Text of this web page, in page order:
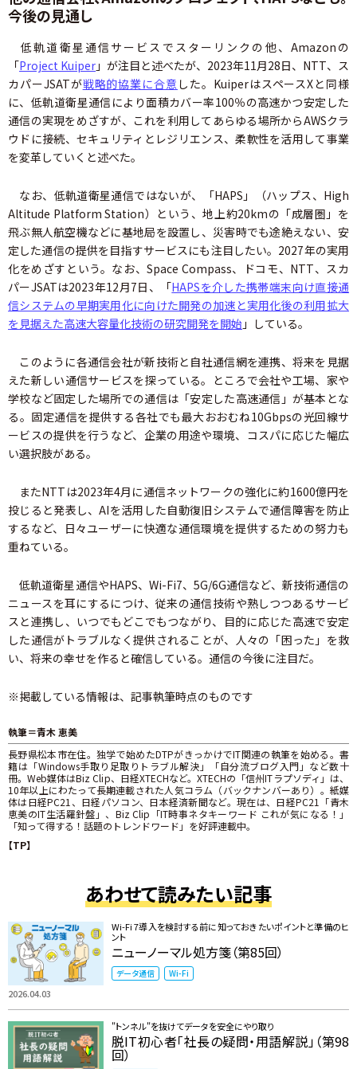
今後の見通し
低軌道衛星通信サービスでスターリンクの他、Amazonの
「Project Kuiper 」が注目と述べたが、2023年11月28日、NTT、ス
カパーJSATが戦略的協業に合意 した。KuiperはスペースXと同様
に、低軌道衛星通信により面積カバー率100％の高速かつ安定した
通信の実現をめざすが、これを利用してあらゆる場所からAWSクラ
ウドに接続、セキュリティとレジリエンス、柔軟性を活用して事業
を変革していくと述べた。
なお、低軌道衛星通信ではないが、「HAPS」（ハップス、High
Altitude Platform Station）という、地上約20kmの「成層圏」を
飛ぶ無人航空機などに基地局を設置し、災害時でも途絶えない、安
定した通信の提供を目指すサービスにも注目したい。2027年の実用
化をめざすという。なお、Space Compass、ドコモ、NTT、スカ
パーJSATは2023年12月7日、「HAPSを介した携帯端末向け直接通
信システムの早期実用化に向けた開発の加速と実用化後の利用拡大
を見据えた高速大容量化技術の研究開発を開始 」している。
このように各通信会社が新技術と自社通信網を連携、将来を見据
えた新しい通信サービスを探っている。ところで会社や工場、家や
学校など固定した場所での通信は「安定した高速通信」が基本とな
る。固定通信を提供する各社でも最大おおむね10Gbpsの光回線サ
ービスの提供を行うなど、企業の用途や環境、コスパに応じた幅広
い選択肢がある。
またNTTは2023年4月に通信ネットワークの強化に約1600億円を
投じると発表し、AIを活用した自動復旧システムで通信障害を防止
するなど、日々ユーザーに快適な通信環境を提供するための努力も
重ねている。
低軌道衛星通信やHAPS、Wi-Fi7、5G/6G通信など、新技術通信の
ニュースを耳にするにつけ、従来の通信技術や熟しつつあるサービ
スと連携し、いつでもどこでもつながり、目的に応じた高速で安定
した通信がトラブルなく提供されることが、人々の「困った」を救
い、将来の幸せを作ると確信している。通信の今後に注目だ。
※掲載している情報は、記事執筆時点のものです
執筆＝青木 恵美
長野県松本市在住。独学で始めたDTPがきっかけでIT関連の執筆を始める。書
籍は「Windows手取り足取りトラブル解決」「自分流ブログ入門」など数十
冊。Web媒体はBiz Clip、日経XTECHなど。XTECHの「信州ITラプソディ」は、
10年以上にわたって長期連載された人気コラム（バックナンバーあり）。紙媒
体は日経PC21、日経パソコン、日本経済新聞など。現在は、日経PC21「青木
恵美のIT生活羅針盤」、Biz Clip「IT時事ネタキーワード これが気になる！」
「知って得する！話題のトレンドワード」を好評連載中。
【TP】
あわせて読みたい記事
2026.04.03
Wi-Fi 7導入を検討する前に知っておきたいポイントと準備のヒ
ント
ニューノーマル処方箋（第85回）
データ通信 Wi-Fi
"トンネル"を抜けてデータを安全にやり取り
脱IT初心者「社長の疑問・用語解説」（第98
回）